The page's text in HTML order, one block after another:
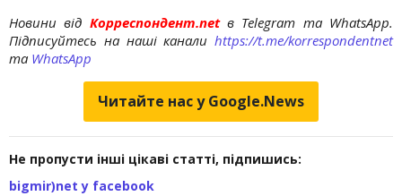
Новини від Корреспондент.netв Telegram та WhatsApp.
Підписуйтесь на наші канали https://t.me/korrespondentnet
та WhatsApp
Читайте нас у Google.News
Не пропусти інші цікаві статті, підпишись:
bigmir)net у facebook